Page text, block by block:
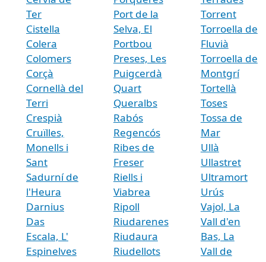
Ter
Cistella
Colera
Colomers
Corçà
Cornellà del
Terri
Crespià
Cruïlles,
Monells i
Sant
Sadurní de
l'Heura
Darnius
Das
Escala, L'
Espinelves
Port de la
Selva, El
Portbou
Preses, Les
Puigcerdà
Quart
Queralbs
Rabós
Regencós
Ribes de
Freser
Riells i
Viabrea
Ripoll
Riudarenes
Riudaura
Riudellots
Torrent
Torroella de
Fluvià
Torroella de
Montgrí
Tortellà
Toses
Tossa de
Mar
Ullà
Ullastret
Ultramort
Urús
Vajol, La
Vall d'en
Bas, La
Vall de